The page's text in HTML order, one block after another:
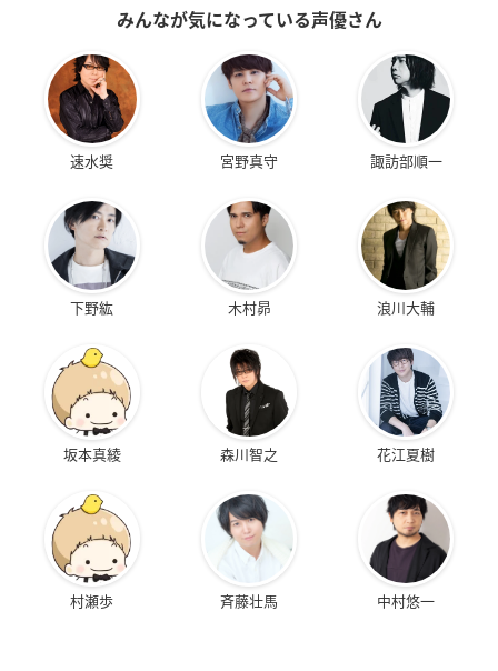
みんなが気になっている声優さん
速水奨 宮野真守 諏訪部順一
下野紘 木村昴 浪川大輔
坂本真綾 森川智之 花江夏樹
村瀬歩 斉藤壮馬 中村悠一